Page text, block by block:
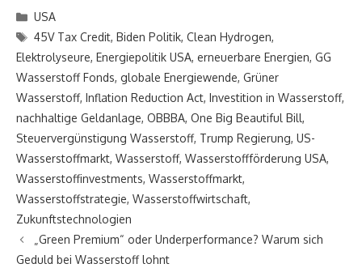
Kategorien
USA
Schlagwörter
45V Tax Credit, Biden Politik,Clean Hydrogen,
Elektrolyseure, Energiepolitik USA, erneuerbare Energien, GG
Wasserstoff Fonds, globale Energiewende, Grüner
Wasserstoff, Inflation Reduction Act, Investition in Wasserstoff,
nachhaltige Geldanlage, OBBBA, One Big Beautiful Bill,
Steuervergünstigung Wasserstoff, Trump Regierung, US-
Wasserstoffmarkt, Wasserstoff, Wasserstoffförderung USA,
Wasserstoffinvestments, Wasserstoffmarkt,
Wasserstoffstrategie, Wasserstoffwirtschaft,
Zukunftstechnologien
„Green Premium“ oder Underperformance? Warum sich
Geduld bei Wasserstoff lohnt